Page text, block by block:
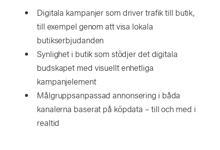
Digitala kampanjer som driver trafik till butik,
till exempel genom att visa lokala
butikserbjudanden
Synlighet i butik som stödjer det digitala
budskapet med visuellt enhetliga
kampanjelement
Målgruppsanpassad annonsering i båda
kanalerna baserat på köpdata – till och med i
realtid